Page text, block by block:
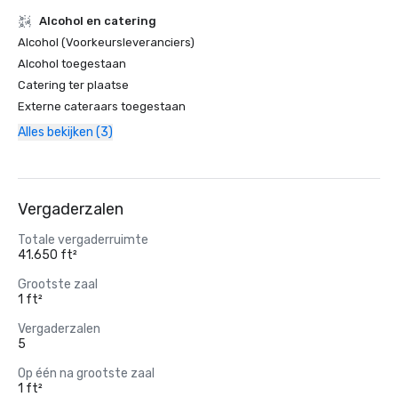
Alcohol en catering
Alcohol (Voorkeursleveranciers)
Alcohol toegestaan
Catering ter plaatse
Externe cateraars toegestaan
Alles bekijken (3)
Vergaderzalen
Totale vergaderruimte
41.650 ft²
Grootste zaal
1 ft²
Vergaderzalen
5
Op één na grootste zaal
1 ft²